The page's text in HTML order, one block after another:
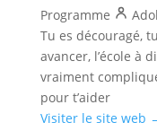
Programme
Tu es découragé,
avancer, l’école à
vraiment
pour t’aider
Visiter le site web